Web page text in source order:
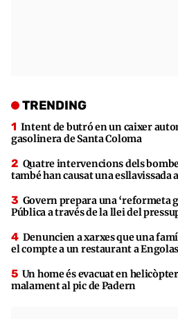
TRENDING
Intent de butró en un caixer
gasolinera de Santa Coloma
Quatre intervencions dels
també han causat una esllavissada
Govern prepara una ‘reformeta
Pública a través de la llei del
Denuncien a xarxes que una
el compte a un restaurant a
Un home és evacuat en
malament al pic de Padern